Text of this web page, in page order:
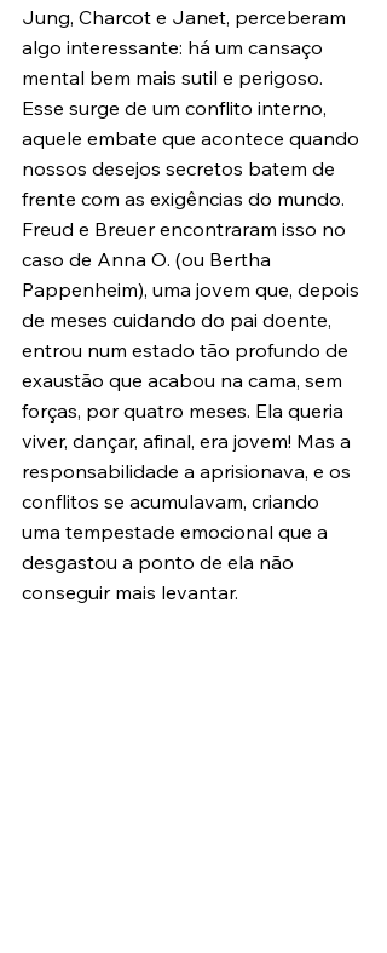
Jung, Charcot e Janet, perceberam
algo interessante: há um cansaço
mental bem mais sutil e perigoso.
Esse surge de um conflito interno,
aquele embate que acontece quando
nossos desejos secretos batem de
frente com as exigências do mundo.
Freud e Breuer encontraram isso no
caso de Anna O. (ou Bertha
Pappenheim), uma jovem que, depois
de meses cuidando do pai doente,
entrou num estado tão profundo de
exaustão que acabou na cama, sem
forças, por quatro meses. Ela queria
viver, dançar, afinal, era jovem! Mas a
responsabilidade a aprisionava, e os
conflitos se acumulavam, criando
uma tempestade emocional que a
desgastou a ponto de ela não
conseguir mais levantar.